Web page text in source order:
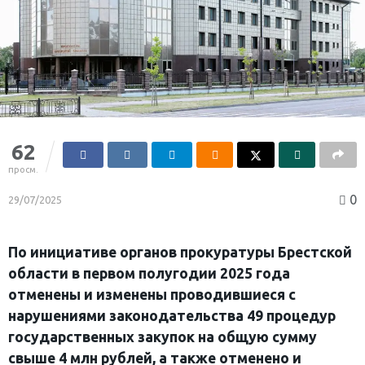
62
просм.
29/07/2025 0
По инициативе органов прокуратуры Брестской
области в первом полугодии 2025 года
отменены и изменены проводившиеся с
нарушениями законодательства 49 процедур
государственных закупок на общую сумму
свыше 4 млн рублей, а также отменено и